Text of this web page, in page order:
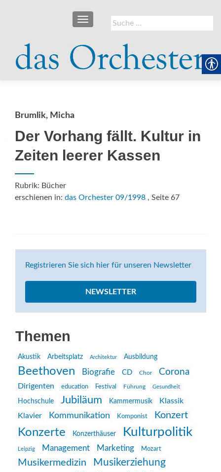
Suche
nach:
SCHALTE NAVIGATION
Brumlik, Micha
Der Vorhang fällt. Kultur in
Zeiten leerer Kassen
Rubrik: Bücher
erschienen in: das Orchester 09/1998 , Seite 67
Registrieren Sie sich hier für unseren Newsletter
NEWSLETTER
Themen
Akustik Arbeitsplatz Architektur Ausbildung
Beethoven Biografie CD Chor Corona
Dirigenten education Festival Führung Gesundheit
Hochschule Jubiläum Kammermusik
Klassik
Klavier
Kommunikation Komponist Konzert
Konzerte Konzerthäuser Kulturpolitik
Leipzig Management Marketing Mozart
Musikermedizin Musikerziehung